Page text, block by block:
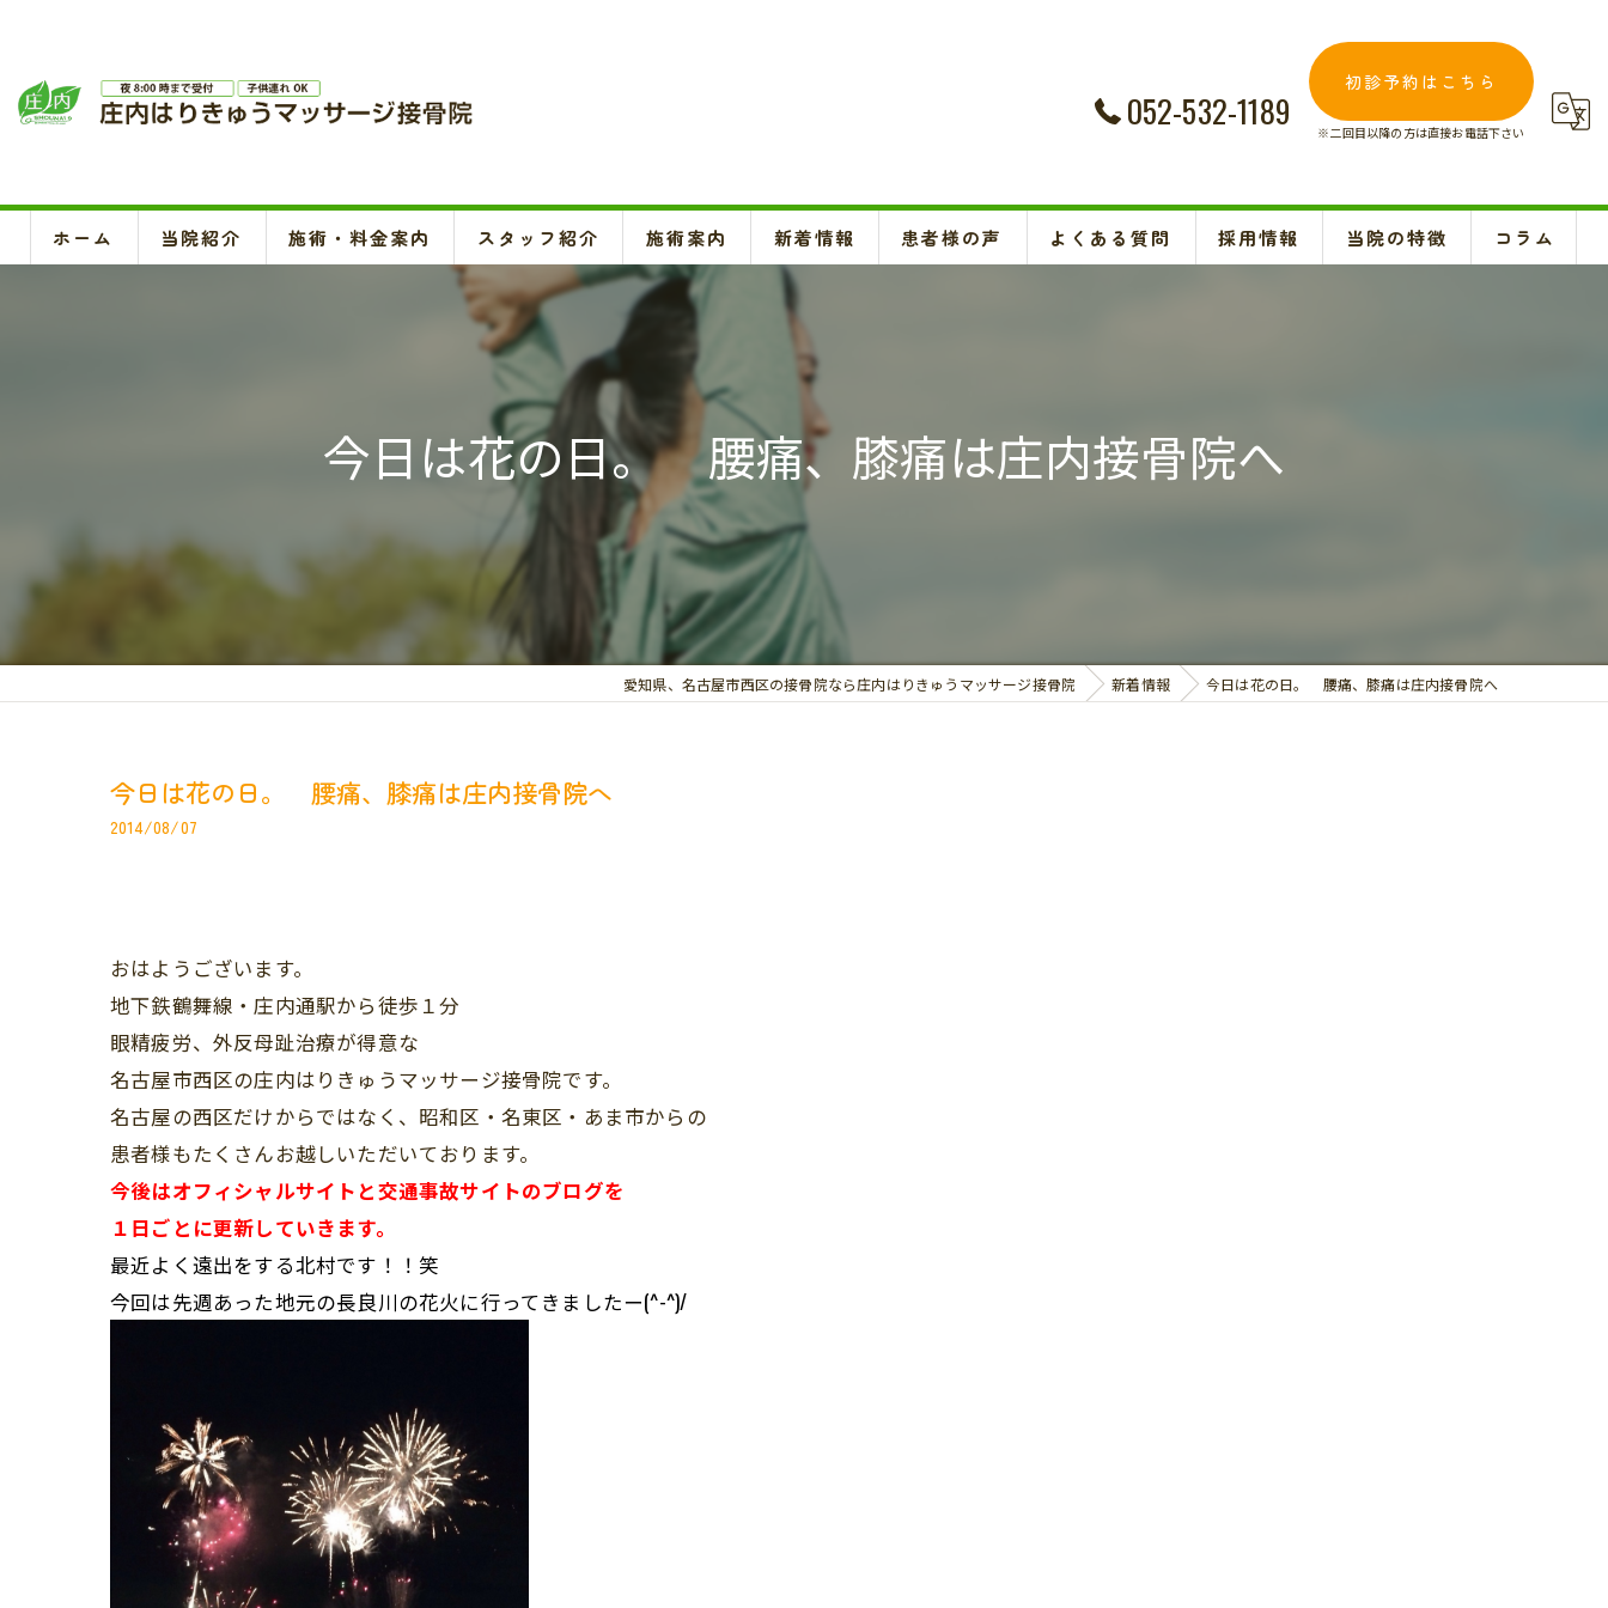
052-532-1189
初診予約はこちら
※二回目以降の方は直接お電話下さい
ホーム 当院紹介 施術・料金案内 スタッフ紹介 施術案内
頚椎、背骨、骨盤矯正、O脚矯正
ハイボルテージ・超音波治療、超短波治療
鍼灸(はり、きゅう)
悪阻・安産・逆子治療、不妊治療
交通事故治療
お悩み別の治療
新着情報 患者様の声 よくある質問 採用情報 当院の特徴 コラム
今日は花の日。 腰痛、膝痛は庄内接骨院へ
愛知県、名古屋市西区の接骨院なら庄内はりきゅうマッサージ接骨院 新着情報 今日は花の日。 腰痛、膝痛は庄内接骨院へ
今日は花の日。 腰痛、膝痛は庄内接骨院へ
2014/08/07
おはようございます。
地下鉄鶴舞線・庄内通駅から徒歩１分
眼精疲労、外反母趾治療が得意な
名古屋市西区の庄内はりきゅうマッサージ接骨院です。
名古屋の西区だけからではなく、昭和区・名東区・あま市からの
患者様もたくさんお越しいただいております。
今後はオフィシャルサイトと交通事故サイトのブログを
１日ごとに更新していきます。
最近よく遠出をする北村です！！笑
今回は先週あった地元の長良川の花火に行ってきましたー(^-^)/